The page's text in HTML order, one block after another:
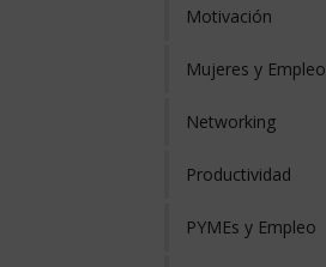
Motivación
Mujeres y Empleo
Networking
Productividad
PYMEs y Empleo